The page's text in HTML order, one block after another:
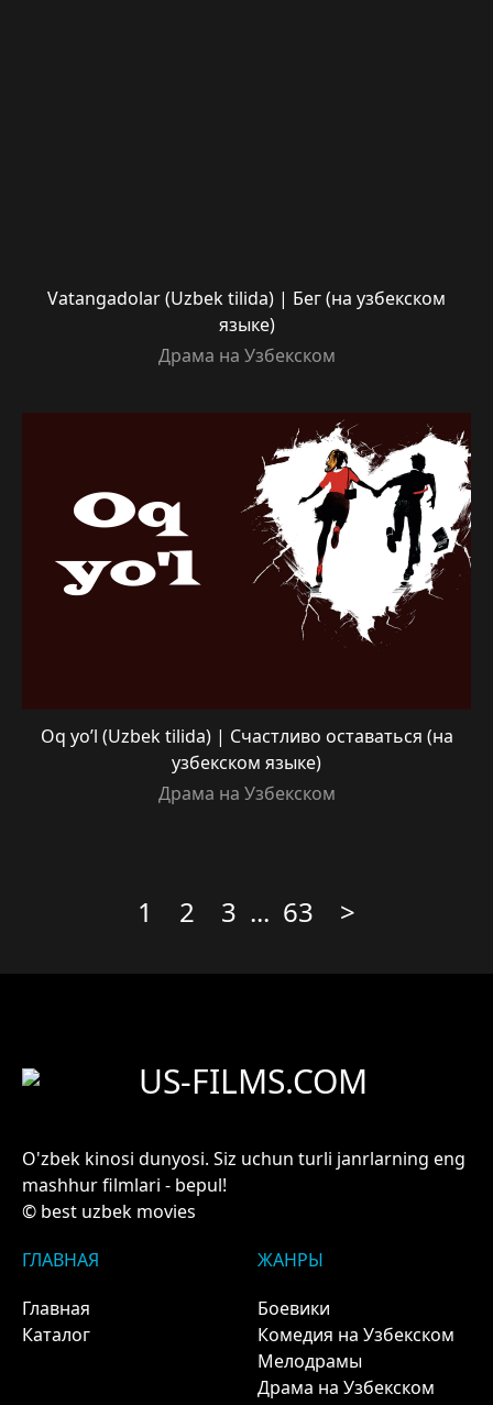
Vatangadolar (Uzbek tilida) | Бег (на узбекском
языке)
Драма на Узбекском
Oq yo’l (Uzbek tilida) | Счастливо оставаться (на
узбекском языке)
Драма на Узбекском
1 2 3 ... 63 >
US-FILMS.COM
O'zbek kinosi dunyosi. Siz uchun turli janrlarning eng
mashhur filmlari - bepul!
© best uzbek movies
ГЛАВНАЯ
Главная
Каталог
ЖАНРЫ
Боевики
Комедия на Узбекском
Мелодрамы
Драма на Узбекском